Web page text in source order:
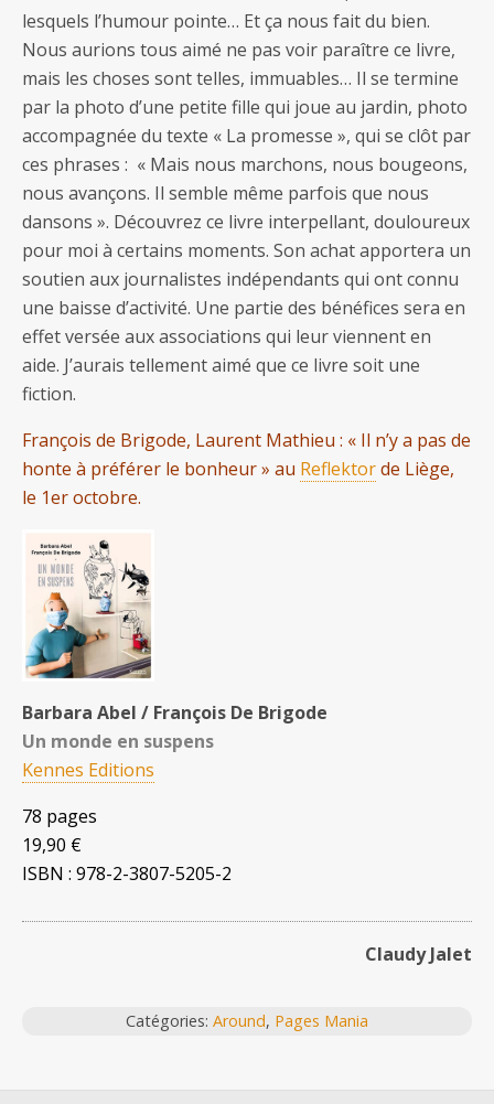
lesquels l’humour pointe… Et ça nous fait du bien.
Nous aurions tous aimé ne pas voir paraître ce livre,
mais les choses sont telles, immuables… Il se termine
par la photo d’une petite fille qui joue au jardin, photo
accompagnée du texte « La promesse », qui se clôt par
ces phrases : « Mais nous marchons, nous bougeons,
nous avançons. Il semble même parfois que nous
dansons ». Découvrez ce livre interpellant, douloureux
pour moi à certains moments. Son achat apportera un
soutien aux journalistes indépendants qui ont connu
une baisse d’activité. Une partie des bénéfices sera en
effet versée aux associations qui leur viennent en
aide. J’aurais tellement aimé que ce livre soit une
fiction.
François de Brigode, Laurent Mathieu : « Il n’y a pas de
honte à préférer le bonheur » au Reflektorde Liège,
le 1er octobre.
Barbara Abel / François De Brigode
Un monde en suspens
Kennes Editions
78 pages
19,90 €
ISBN : 978-2-3807-5205-2
Claudy Jalet
Catégories: Around, Pages Mania